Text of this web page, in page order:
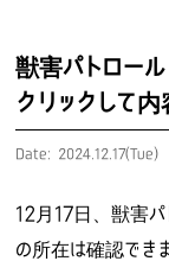
獣害パトロー
クリックして
Date: 2024.12.17(Tue)
12月17日、獣害パ
の所在は確認でき